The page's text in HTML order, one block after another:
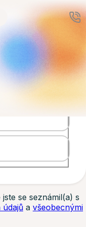
o vašem
se seznámil(a) s
a všeobecnými